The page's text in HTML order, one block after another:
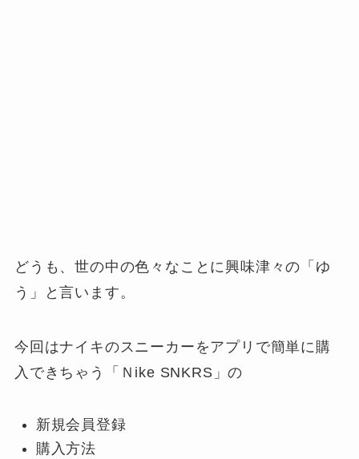
どうも、世の中の色々なことに興味津々の「ゆ
う」と言います。
今回はナイキのスニーカーをアプリで簡単に購
入できちゃう「Ｎike SNKRS」の
新規会員登録
購入方法